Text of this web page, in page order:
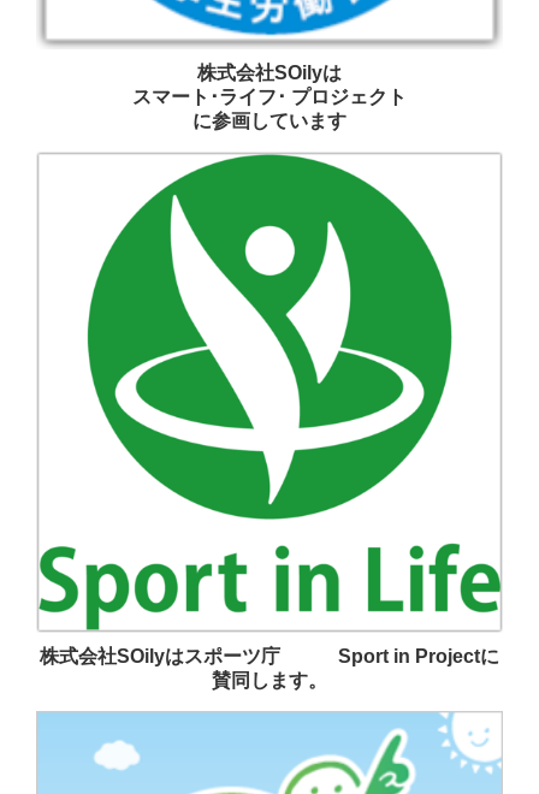
株式会社SOilyは
スマート･ライフ･ プロジェクト
に参画しています
株式会社SOilyはスポーツ庁 Sport in Projectに
賛同します。